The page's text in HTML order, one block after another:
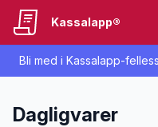
Bli med i Kassalapp-
Kassalapp®
Dagligvarer